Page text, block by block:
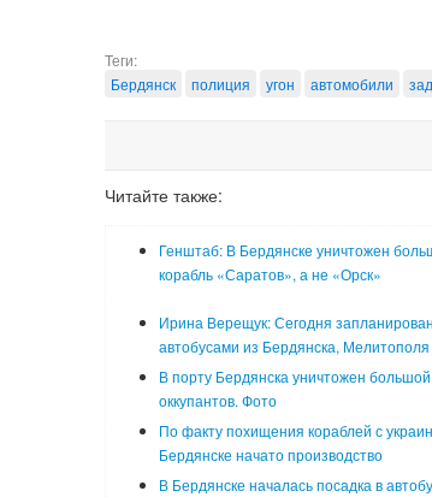
Теги:
Бердянск
полиция угон автомобили
Читайте также:
Генштаб: В Бердянске уничтожен
корабль «Саратов», а не «Орск»
Ирина Верещук: Сегодня
автобусами из Бердянска,
В порту Бердянска уничтожен
оккупантов. Фото
По факту похищения кораблей с
Бердянске начато производство
В Бердянске началась посадка в